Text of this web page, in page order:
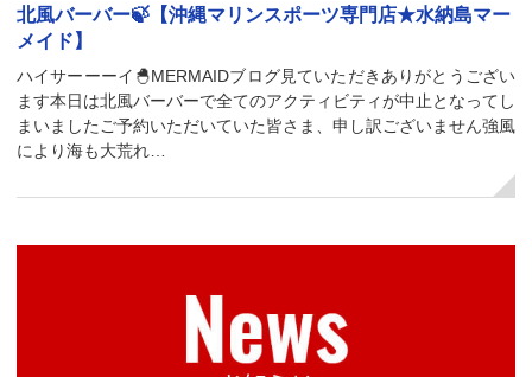
北風バーバー🍃【沖縄マリンスポーツ専門店★水納島マー
メイド】
ハイサーーーイ🐣MERMAIDブログ見ていただきありがとうござい
ます本日は北風バーバーで全てのアクティビティが中止となってし
まいましたご予約いただいていた皆さま、申し訳ございません強風
により海も大荒れ…